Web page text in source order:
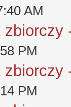
AM
PM
PM